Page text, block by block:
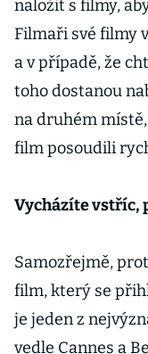
naložit s filmy,
Filmaři své filmy
a v případě, že
toho dostanou
na druhém
film posoudili
Vycházíte vstříc,
Samozřejmě,
film, který se
je jeden z
vedle Cannes a